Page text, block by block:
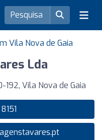
Vila Nova de Gaia
Lda
192, Vila Nova de Gaia